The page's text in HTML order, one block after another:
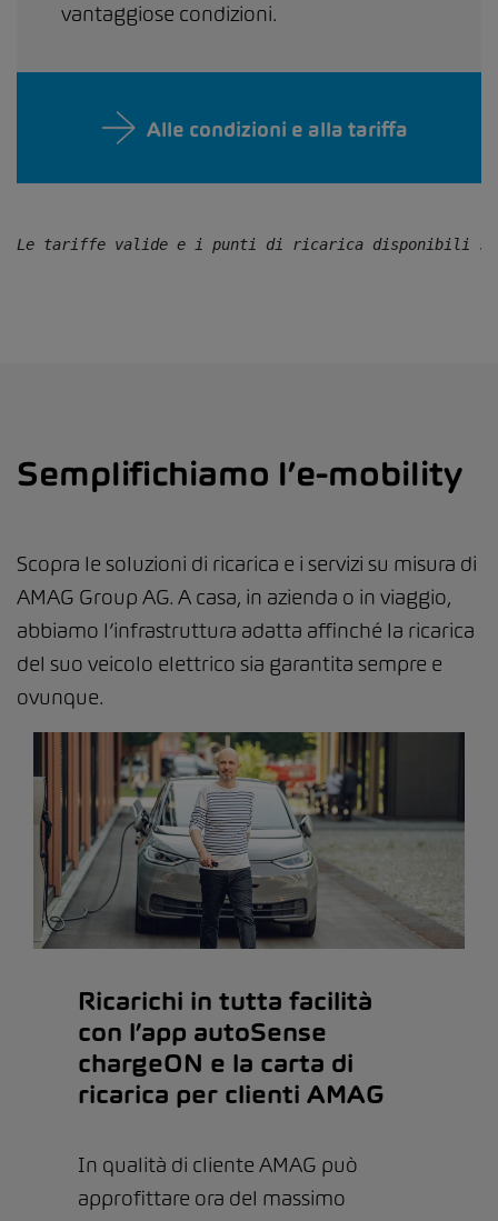
vantaggiose condizioni.
Alle condizioni e alla tariffa
Le tariffe valide e i punti di ricarica disponibili sono
Semplifichiamo l’e-mobility
Scopra le soluzioni di ricarica e i servizi su misura di
AMAG Group AG. A casa, in azienda o in viaggio,
abbiamo l’infrastruttura adatta affinché la ricarica
del suo veicolo elettrico sia garantita sempre e
ovunque.
Ricarichi in tutta facilità
con l’app autoSense
chargeON e la carta di
ricarica per clienti AMAG
In qualità di cliente AMAG può
approfittare ora del massimo